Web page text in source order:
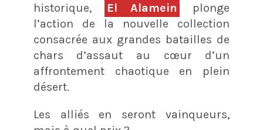
historique,
El Alamein
plonge
l’action de la nouvelle collection
consacrée aux grandes batailles de
chars d’assaut au cœur d’un
affrontement chaotique en plein
désert.
Les alliés en seront vainqueurs,